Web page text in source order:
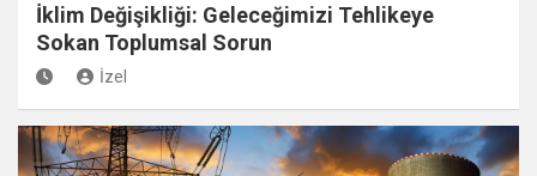
İklim Değişikliği: Geleceğimizi Tehlikeye
Sokan Toplumsal Sorun
İzel